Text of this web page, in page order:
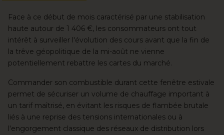
Face à ce début de mois caractérisé par une stabilisation
haute autour de 1 406 €, les consommateurs ont tout
intérêt à surveiller l'évolution des cours avant que la fin de
la trêve géopolitique de la mi-août ne vienne
potentiellement rebattre les cartes du marché.
Commander son combustible durant cette fenêtre estivale
permet de sécuriser un volume de chauffage important à
un tarif maîtrisé, en évitant les risques de flambée brutale
liés à une reprise des tensions internationales ou à
l'engorgement classique des réseaux de distribution lors